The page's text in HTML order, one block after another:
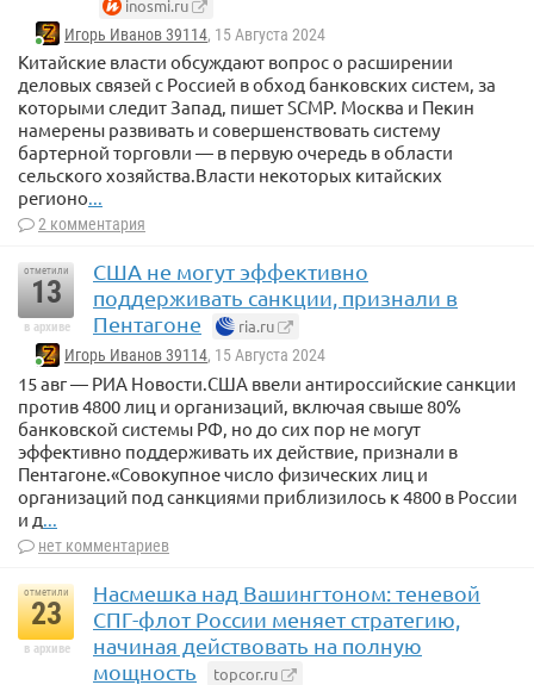
inosmi.ru
Игорь Иванов 39114, 15 Августа 2024
Китайские власти обсуждают вопрос о расширении
деловых связей с Россией в обход банковских систем, за
которыми следит Запад, пишет SCMP. Москва и Пекин
намерены развивать и совершенствовать систему
бартерной торговли — в первую очередь в области
сельского хозяйства.Власти некоторых китайских
регионо...
2 комментария
отметили
13
в архиве
США не могут эффективно
поддерживать санкции, признали в
Пентагоне
ria.ru
Игорь Иванов 39114, 15 Августа 2024
15 авг — РИА Новости.США ввели антироссийские санкции
против 4800 лиц и организаций, включая свыше 80%
банковской системы РФ, но до сих пор не могут
эффективно поддерживать их действие, признали в
Пентагоне.«Совокупное число физических лиц и
организаций под санкциями приблизилось к 4800 в России
и д
нет комментариев
отметили
23
в архиве
Насмешка над Вашингтоном: теневой
СПГ-флот России меняет стратегию,
начиная действовать на полную
мощность
topcor.ru